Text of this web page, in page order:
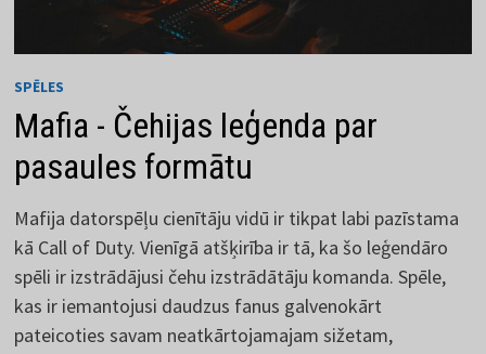
SPĒLES
Mafia - Čehijas leģenda par
pasaules formātu
Mafija datorspēļu cienītāju vidū ir tikpat labi pazīstama
kā Call of Duty. Vienīgā atšķirība ir tā, ka šo leģendāro
spēli ir izstrādājusi čehu izstrādātāju komanda. Spēle,
kas ir iemantojusi daudzus fanus galvenokārt
pateicoties savam neatkārtojamajam sižetam,